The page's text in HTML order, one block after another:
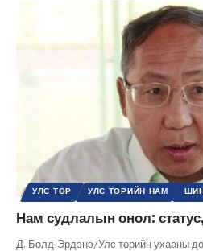
УЛС ТӨР УЛС ТӨРИЙН НАМ
Нам судлалын онол:
Д. Болд-Эрдэнэ/Улс төрийн ухааны